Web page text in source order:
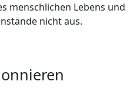
menschlichen Lebens und
nicht aus.